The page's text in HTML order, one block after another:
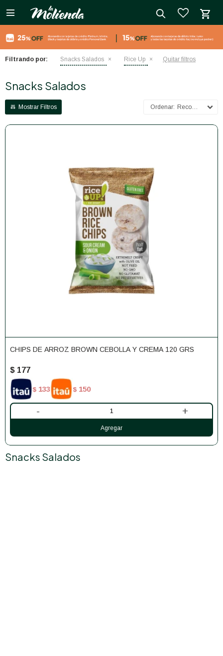

Filtrando por: Snacks Salados Rice Up Quitar filtros
Snacks Salados
Recomendados
CHIPS DE ARROZ BROWN CEBOLLA Y CREMA 120 GRS
$ 177
$ 133 $ 150
- +
Snacks Salados